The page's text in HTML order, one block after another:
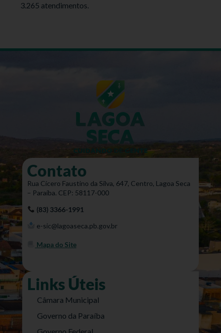
3.265 atendimentos.
Contato
Rua Cícero Faustino da Silva, 647, Centro, Lagoa Seca
– Paraíba. CEP: 58117-000
(83) 3366-1991
e-sic@lagoaseca.pb.gov.br
Mapa do Site
Links Úteis
Câmara Municipal
Governo da Paraíba